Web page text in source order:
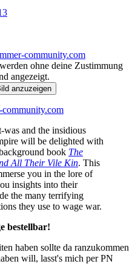
community.com
ohne deine Zustimmung
angezeigt.
anzuzeigen
and the insidious
will be delighted with
book The
All Their Vile Kin. This
you in the lore of
insights into their
the many terrifying
they use to wage war.
bestellbar!
haben sollte da ranzukommen
will, lasst's mich per PN